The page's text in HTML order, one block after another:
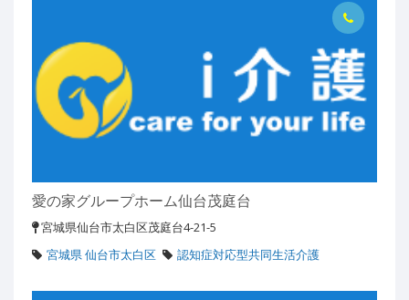
愛の家グループホーム仙台茂庭台
宮城県仙台市太白区茂庭台4-21-5
宮城県 仙台市太白区
認知症対応型共同生活介護